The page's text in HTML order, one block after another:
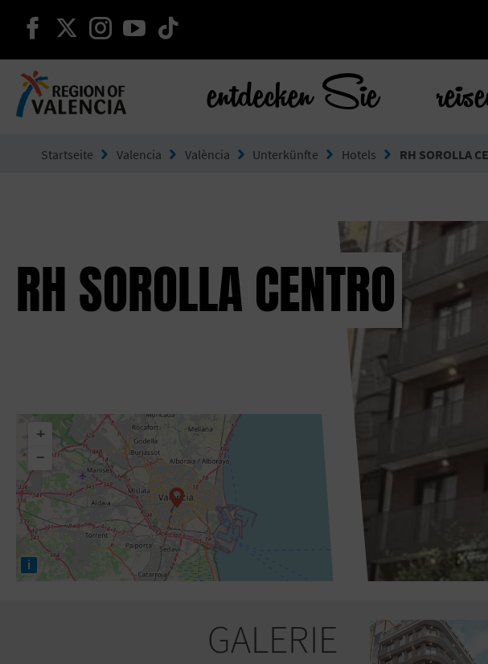
weiter auf facebook
weiter auf twitter
weiter auf instagram
weiter auf youtube
entdecken Sie
Startseite Valencia València Unterkünfte Hotels RH SOROLLA
RH SOROLLA CENTRO
+
−
i
GALERIE